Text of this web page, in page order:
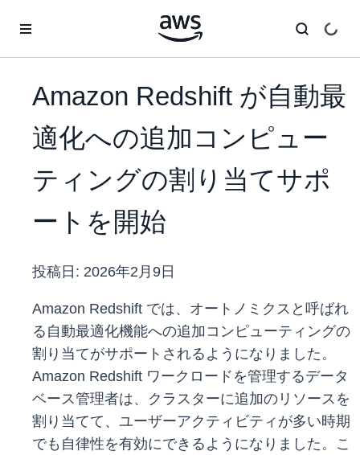
Amazon Redshift が自動最
適化への追加コンピュー
ティングの割り当てサポ
ートを開始
投稿日: 2026年2月9日
Amazon Redshift では、オートノミクスと呼ばれ
る自動最適化機能への追加コンピューティングの
割り当てがサポートされるようになりました。
Amazon Redshift ワークロードを管理するデータ
ベース管理者は、クラスターに追加のリソースを
割り当てて、ユーザーアクティビティが多い時期
でも自律性を有効にできるようになりました。こ